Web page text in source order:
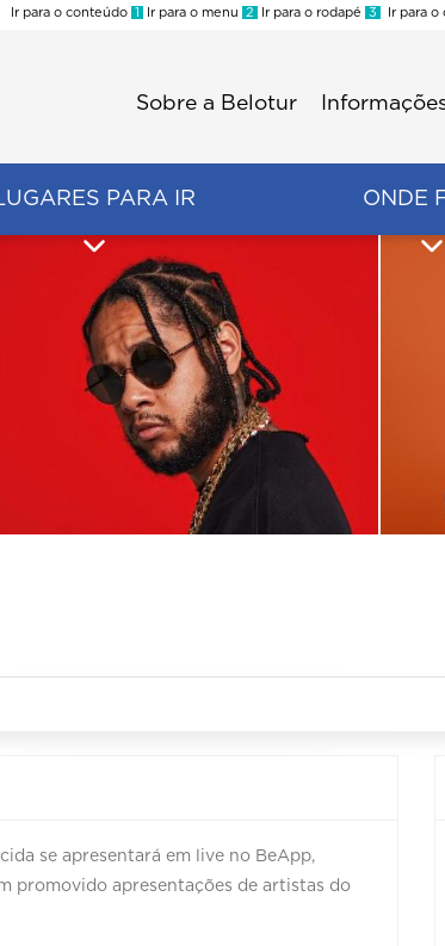
Ir para o conteúdo 1 Ir para o menu 2 Ir para o rodapé 3 Ir para o
Sobre a Belotur
PARA IR ONDE
se apresentará em live no BeApp,
promovido apresentações de artistas do